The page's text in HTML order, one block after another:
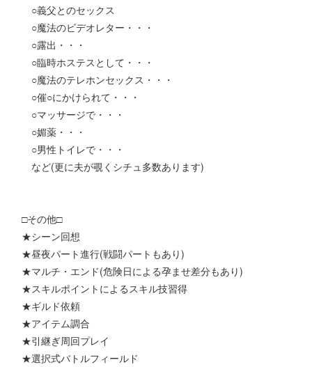
○義父とのセックス
○魔法のビデオレター・・・
○露出・・・
○臨時ホステスとして・・・
○魔法のテレホンセックス・・・
○催○にかけられて・・・
○マッサージで・・・
○媚薬・・・
○男性トイレで・・・
など(更に夫が覗くシチュ多数あります)
□その他□
★シーン回想
★昼夜パート進行(戦闘パートもあり)
★マルチ・エンド(危険日による孕ませ差分もあり)
★スキルポイントによるスキル技習得
★ギルド依頼
★アイテム調合
★引継ぎ周回プレイ
★選択式バトルフィールド